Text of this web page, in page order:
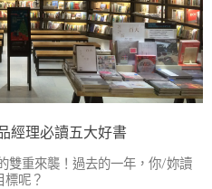
經理必讀五大好書
雙重來襲！過去的一年，你/妳讀
標呢？